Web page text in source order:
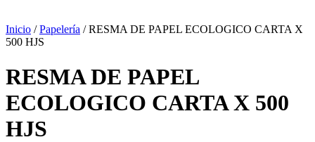
Inicio /Papelería / RESMA DE PAPEL ECOLOGICO CARTA X
500 HJS
RESMA DE PAPEL
ECOLOGICO CARTA X 500
HJS